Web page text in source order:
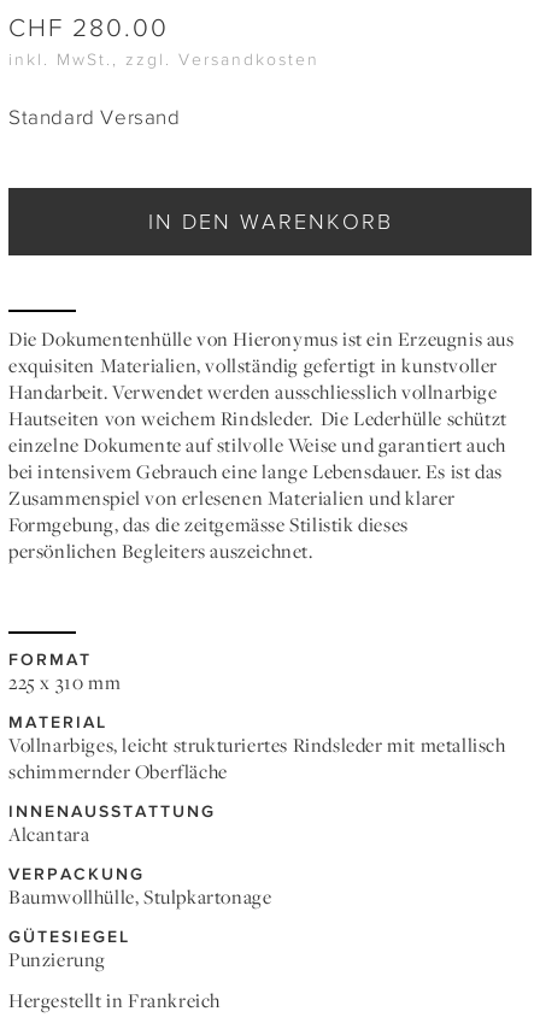
CHF 280.00
inkl. MwSt., zzgl. Versandkosten
Standard Versand
IN DEN WARENKORB
Die Dokumentenhülle von Hieronymus ist ein Erzeugnis aus
exquisiten Materialien, vollständig gefertigt in kunstvoller
Handarbeit. Verwendet werden ausschliesslich vollnarbige
Hautseiten von weichem Rindsleder. Die Lederhülle schützt
einzelne Dokumente auf stilvolle Weise und garantiert auch
bei intensivem Gebrauch eine lange Lebensdauer. Es ist das
Zusammenspiel von erlesenen Materialien und klarer
Formgebung, das die zeitgemässe Stilistik dieses
persönlichen Begleiters auszeichnet.
FORMAT
225 x 310 mm
MATERIAL
Vollnarbiges, leicht strukturiertes Rindsleder mit metallisch
schimmernder Oberfläche
INNENAUSSTATTUNG
Alcantara
VERPACKUNG
Baumwollhülle, Stulpkartonage
GÜTESIEGEL
Punzierung
Hergestellt in Frankreich